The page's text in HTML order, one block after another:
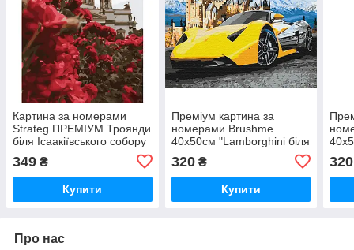
Картина за номерами
Strateg ПРЕМІУМ Троянди
біля Ісаакіївського собору
з лаком розміром 40х50
см (GS1241)
349 ₴
Купити
Преміум картина за
номерами Brushme
40x50см "Lamborghini біля
320₴
Купити
320
Про нас